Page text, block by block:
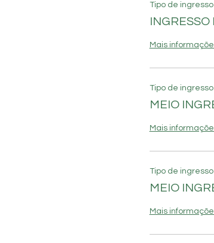
Tipo de ingresso
Mais
Tipo de ingresso
MEIO
Mais
Tipo de ingresso
MEIO
Mais